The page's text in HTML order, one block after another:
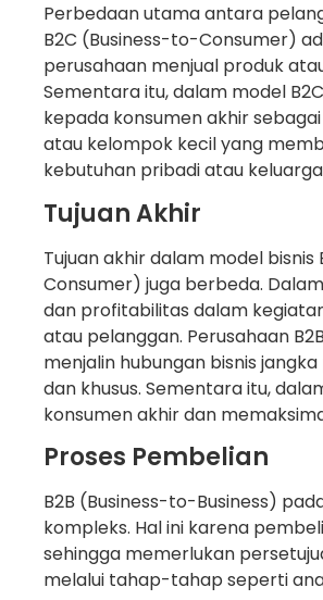
Perbedaan utama antara
B2C (Business-to-Consumer)
perusahaan menjual produk
Sementara itu, dalam model
kepada konsumen akhir
atau kelompok kecil yang
kebutuhan pribadi atau
Tujuan Akhir
Tujuan akhir dalam model
Consumer) juga berbeda.
dan profitabilitas dalam
atau pelanggan. Perusahaan
menjalin hubungan bisnis
dan khusus. Sementara itu,
konsumen akhir dan
Proses Pembelian
B2B (Business-to-Business)
kompleks. Hal ini karena
sehingga memerlukan
melalui tahap-tahap seperti